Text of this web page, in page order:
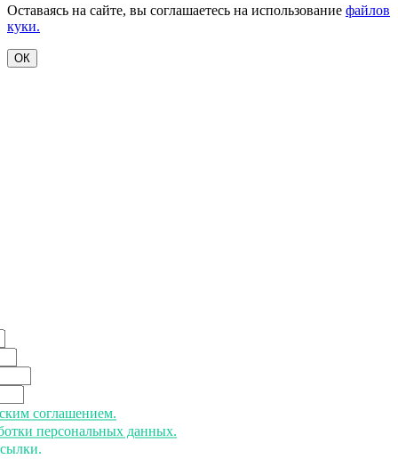
Оставаясь на сайте, вы соглашаетесь на использование файлов
куки.
ОК
соглашением.
персональных данных.